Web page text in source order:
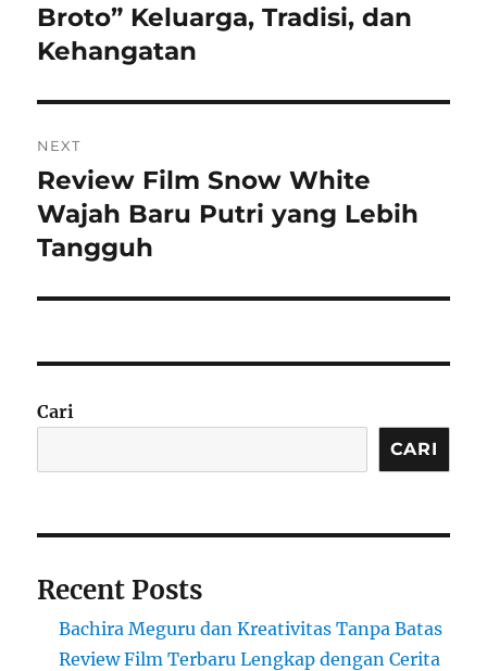
post:
Broto” Keluarga, Tradisi, dan
Kehangatan
NEXT
Next
post:
Review Film Snow White
Wajah Baru Putri yang Lebih
Tangguh
Cari
CARI
Recent Posts
Bachira Meguru dan Kreativitas Tanpa Batas
Review Film Terbaru Lengkap dengan Cerita